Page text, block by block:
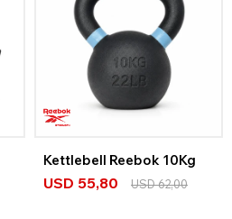
Kettlebell Reebok 10Kg
USD 55,80 USD62,00